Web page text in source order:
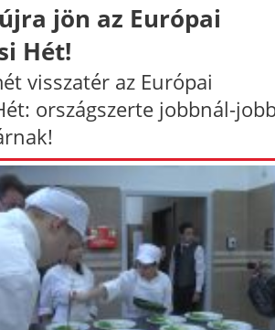
jön az Európai
Hét!
visszatér az Európai
országszerte jobbnál-